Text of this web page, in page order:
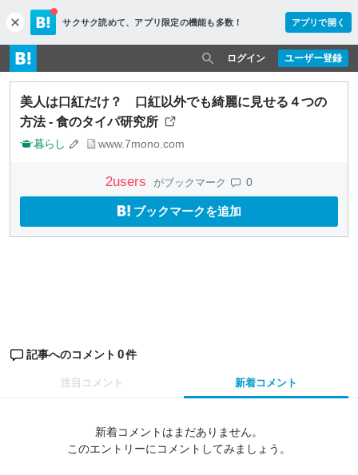
c
l
o
s
e
サクサク読めて、 アプリ限定の機能も多数！ アプリで開く
ユーザー登録
ログイン
美人は口紅だけ？ 口紅以外でも綺麗に見せる４つの
方法 - 食のタイパ研究所
暮らし www.7mono.com
2users がブックマーク 0
ブックマークを追加
記事へのコメント 0件
注目コメント 新着コメント
新着コメントはまだありません。
このエントリーにコメントしてみましょう。